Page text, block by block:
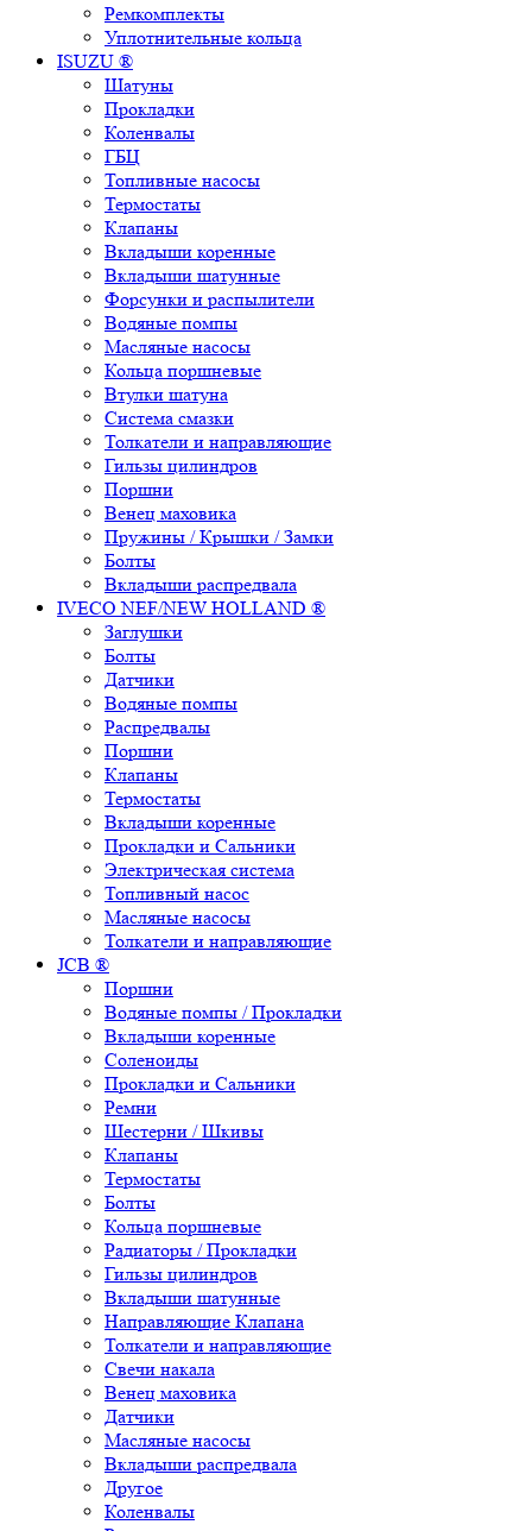
Ремкомплекты
Уплотнительные кольца
ISUZU ®
Шатуны
Прокладки
Коленвалы
ГБЦ
Топливные насосы
Термостаты
Клапаны
Вкладыши коренные
Вкладыши шатунные
Форсунки и распылители
Водяные помпы
Масляные насосы
Кольца поршневые
Втулки шатуна
Система смазки
Толкатели и направляющие
Гильзы цилиндров
Поршни
Венец маховика
Пружины / Крышки / Замки
Болты
Вкладыши распредвала
IVECO NEF/NEW HOLLAND ®
Заглушки
Болты
Датчики
Водяные помпы
Распредвалы
Поршни
Клапаны
Термостаты
Вкладыши коренные
Прокладки и Сальники
Электрическая система
Топливный насос
Масляные насосы
Толкатели и направляющие
JCB ®
Поршни
Водяные помпы / Прокладки
Вкладыши коренные
Соленоиды
Прокладки и Сальники
Ремни
Шестерни / Шкивы
Клапаны
Термостаты
Болты
Кольца поршневые
Радиаторы / Прокладки
Гильзы цилиндров
Вкладыши шатунные
Направляющие Клапана
Толкатели и направляющие
Свечи накала
Венец маховика
Датчики
Масляные насосы
Вкладыши распредвала
Другое
Коленвалы